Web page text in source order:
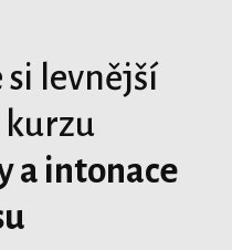
si levnější
a intonace